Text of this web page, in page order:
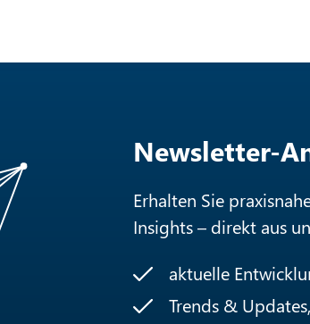
Newsletter-
Erhalten Sie
Insights – direkt aus
aktuelle
Trends &